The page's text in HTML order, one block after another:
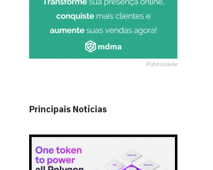
Publicidade
Principais Notícias